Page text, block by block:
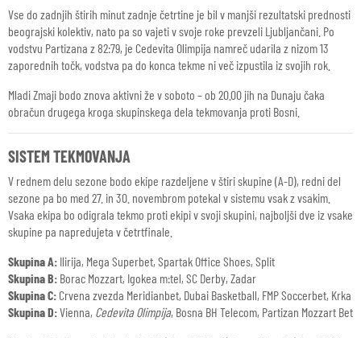
Vse do zadnjih štirih minut zadnje četrtine je bil v manjši rezultatski prednosti
beograjski kolektiv, nato pa so vajeti v svoje roke prevzeli Ljubljančani. Po
vodstvu Partizana z 82:79, je Cedevita Olimpija namreč udarila z nizom 13
zaporednih točk, vodstva pa do konca tekme ni več izpustila iz svojih rok.
Mladi Zmaji bodo znova aktivni že v soboto – ob 20.00 jih na Dunaju čaka
obračun drugega kroga skupinskega dela tekmovanja proti Bosni.
SISTEM TEKMOVANJA
V rednem delu sezone bodo ekipe razdeljene v štiri skupine (A-D), redni del
sezone pa bo med 27. in 30. novembrom potekal v sistemu vsak z vsakim.
Vsaka ekipa bo odigrala tekmo proti ekipi v svoji skupini, najboljši dve iz vsake
skupine pa napredujeta v četrtfinale.
Skupina A: Ilirija, Mega Superbet, Spartak Office Shoes, Split
Skupina B: Borac Mozzart, Igokea m:tel, SC Derby, Zadar
Skupina C: Crvena zvezda Meridianbet, Dubai Basketball, FMP Soccerbet, Krka
Skupina D:Vienna, Cedevita Olimpija, Bosna BH Telecom, Partizan Mozzart Bet